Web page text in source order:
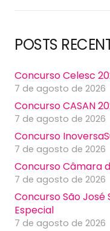
POSTS
Concurso Celesc
7 de agosto de 2026
Concurso CASAN
7 de agosto de 2026
Concurso
7 de agosto de 2026
Concurso Câmara
7 de agosto de 2026
Concurso São José
Especial
7 de agosto de 2026